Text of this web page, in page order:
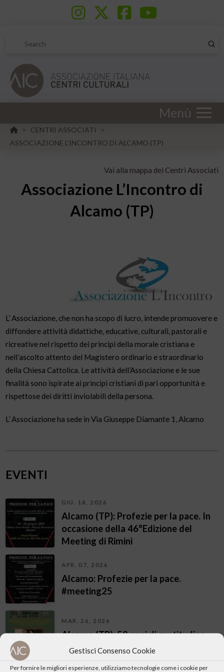
Gestisci Consenso Cookie
Per fornire le migliori esperienze, utilizziamo tecnologie come i cookie per
Search
Menù
HOME
> CENTRI ASSOCIATI
>
ASSOCIAZIONE L'INCONTRO DI ALCAMO (TP)
Vai alla mappa dei Centri Associati
Associazione L’Incontro di
Alcamo (TP)
L’ Associazione, che non ha scopo di lucro, intende promuovere e
diffondere attività didattiche, educative, culturali, pastorali e
ricreative nel rispetto dei principi della morale cristiana e
nell’ascolto attento del Magistero ordinario e straordinario
della Chiesa Cattolica. Le attività dell’Associazione e le sue
finalità sono ispirate ai principi cristiani di pari opportunità e
rispettose dei diritti inviolabili della persona.
L’ Associazione ha sede in Via Giuseppe Diamante 1, Alcamo
EVENTI
GIU. 18, 2026
Alcamo (TP): Profezie per la pace. In
occasione della 46°Edizione del
Meeting di Rimini
APR. 07, 2026
Alcamo: Profezie per la pace.
#meeting25
MAR. 26, 2026
Alcamo (TP): 50 anni di gratitudine
1976-2026